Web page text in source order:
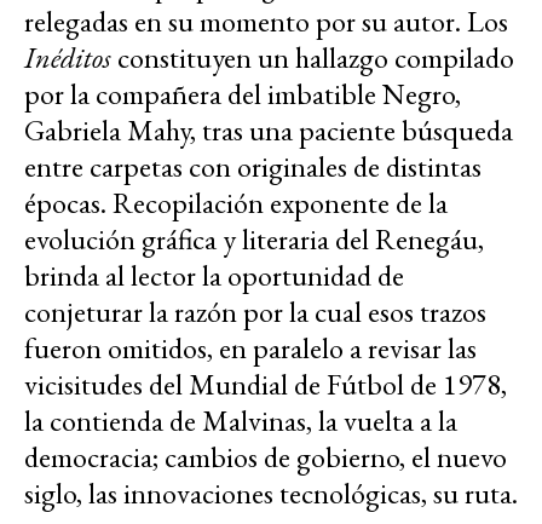
relegadas en su momento por su autor. Los
Inéditosconstituyen un hallazgo compilado
por la compañera del imbatible Negro,
Gabriela Mahy, tras una paciente búsqueda
entre carpetas con originales de distintas
épocas. Recopilación exponente de la
evolución gráfica y literaria del Renegáu,
brinda al lector la oportunidad de
conjeturar la razón por la cual esos trazos
fueron omitidos, en paralelo a revisar las
vicisitudes del Mundial de Fútbol de 1978,
la contienda de Malvinas, la vuelta a la
democracia; cambios de gobierno, el nuevo
siglo, las innovaciones tecnológicas, su ruta.